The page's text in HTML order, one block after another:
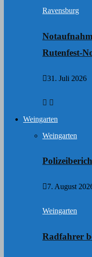
Ravensburg
Rutenfest-
31. Juli 2026
Weingarten
Weingarten
7. August
Weingarten
Radfahrer